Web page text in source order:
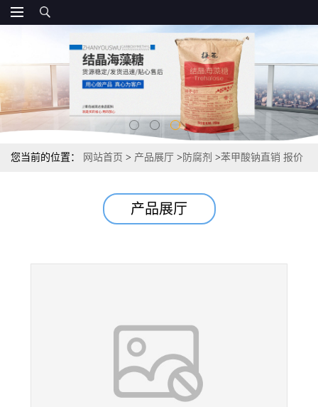
您当前的位置： 网站首页 > 产品展厅 > 防腐剂 >苯甲酸钠直销 报价
产品展厅